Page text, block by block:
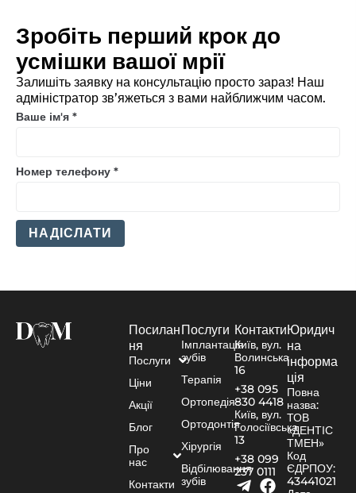
Зробіть перший крок до
усмішки вашої мрії
Залишіть заявку на консультацію просто зараз! Наш
адміністратор зв’яжеться з вами найближчим часом.
Ваше ім'я *
Номер телефону *
НАДІСЛАТИ
Посилан
ня
Послуги
Ціни
Акції
Блог
Про
нас
Контакти
Послуги
Імплантація
зубів
Терапія
Ортопедія
Ортодонтія
Хірургія
Відбілювання
зубів
Контакти
Київ, вул.
Волинська
16
+38 095
830 4418
Київ, вул.
Голосіївська
13
+38 099
237 0111
Юридич
на
інформа
ція
Повна
назва:
ТОВ
«ДЕНТІС
ТМЕН»
Код
ЄДРПОУ:
43441021